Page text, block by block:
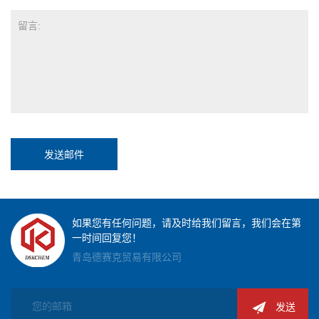
发送邮件
如果您有任何问题，请及时给我们留言，我们会在第
一时间回复您！
青岛德赛克贸易有限公司
发送